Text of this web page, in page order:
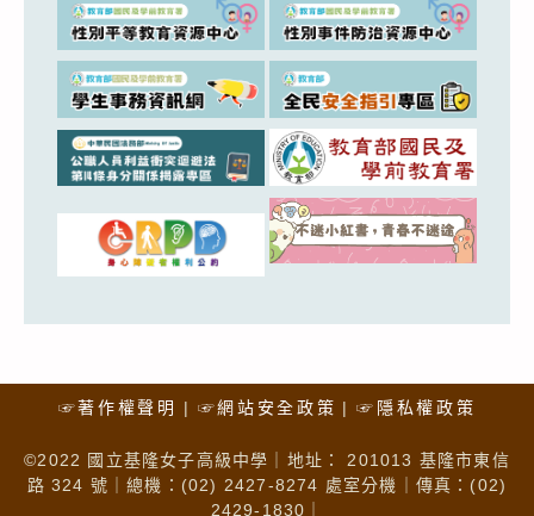
☞著作權聲明 ☞網站安全政策 ☞隱私權政策
©2022 國立基隆女子高級中學｜地址： 201013 基隆市東信
路 324 號｜總機：(02) 2427-8274 處室分機｜傳真：(02)
2429-1830｜